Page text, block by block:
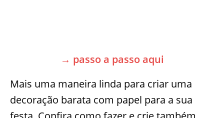
→ passo a passo aqui
Mais uma maneira linda para criar uma
decoração barata com papel para a sua